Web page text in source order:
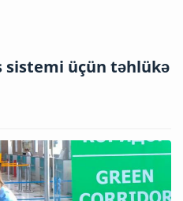
sistemi üçün təhlükə